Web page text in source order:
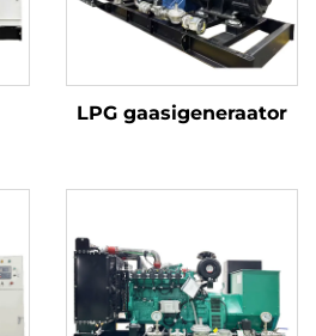
LPG gaasigeneraator